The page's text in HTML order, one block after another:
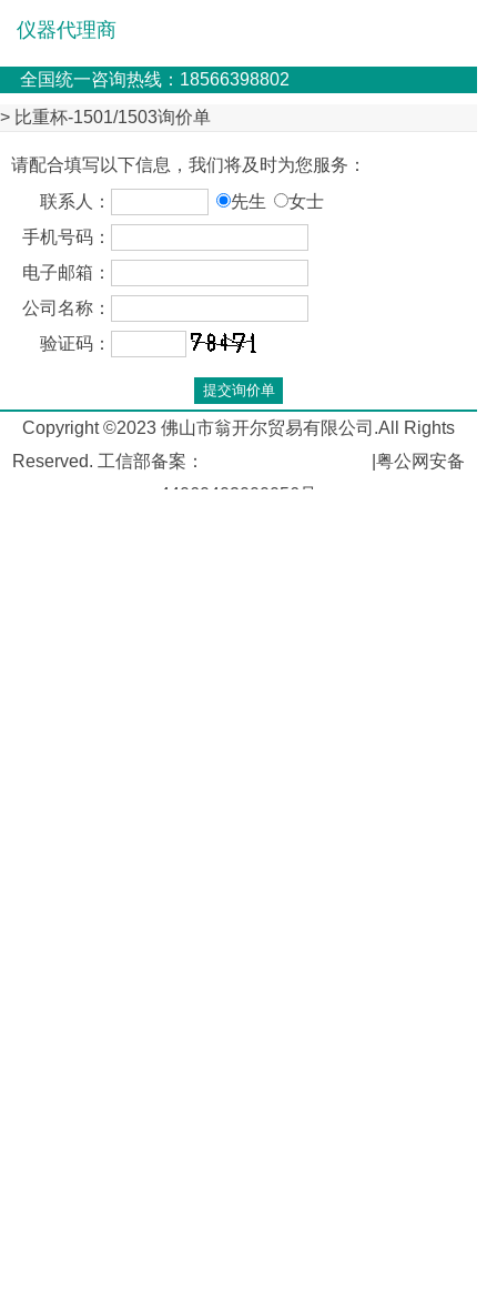
仪器代理商
全国统一咨询热线：18566398802
> 比重杯-1501/1503询价单
请配合填写以下信息，我们将及时为您服务：
联系人：
先生
女士
手机号码：
电子邮箱：
公司名称：
验证码：
Copyright ©2023 佛山市翁开尔贸易有限公司.All Rights
Reserved. 工信部备案：
|粤公网安备
44060402000056号